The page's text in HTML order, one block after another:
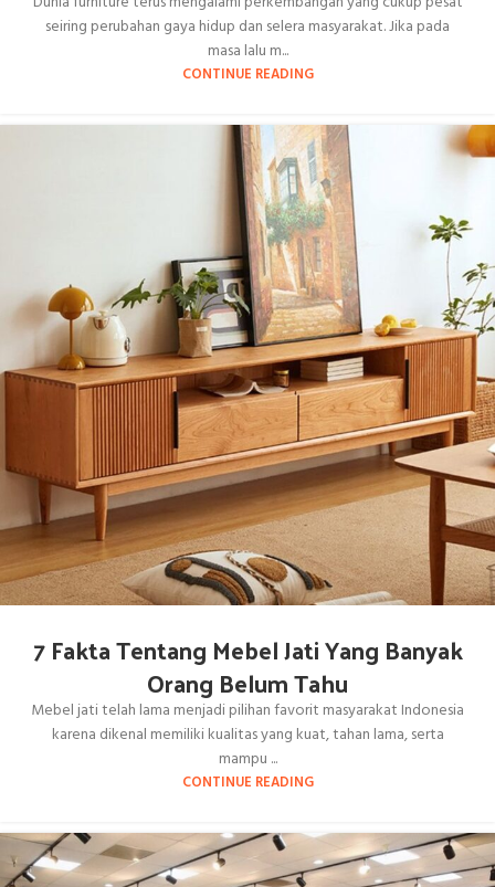
seiring perubahan gaya hidup dan selera masyarakat. Jika pada
masa lalu m...
CONTINUE READING
7 Fakta Tentang Mebel Jati Yang Banyak
Orang Belum Tahu
Mebel jati telah lama menjadi pilihan favorit masyarakat Indonesia
karena dikenal memiliki kualitas yang kuat, tahan lama, serta
mampu ...
CONTINUE READING